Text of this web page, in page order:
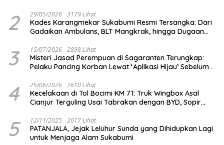
2 29/05/2026 3179 Lihat
Kades Karangmekar Sukabumi Resmi Tersangka: Dari
Gadaikan Ambulans, BLT Mangkrak, hingga Dugaan
3 15/07/2026 2898 Lihat
Misteri Jasad Perempuan di Sagaranten Terungkap:
Pelaku Pancing Korban Lewat ‘Aplikasi Hijau’ Sebelum
4 25/06/2026 2610 Lihat
Kecelakaan di Tol Bocimi KM 71: Truk Wingbox Asal
Cianjur Terguling Usai Tabrakan dengan BYD, Sopir
5 12/11/2025 2017 Lihat
PATANJALA, Jejak Leluhur Sunda yang Dihidupkan Lagi
untuk Menjaga Alam Sukabumi